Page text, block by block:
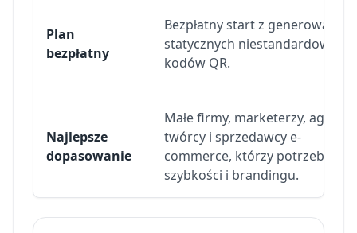
Plan
bezpłatny
Bezpłatny start z
statycznych niestandardowych
kodów QR.
Najlepsze
dopasowanie
Małe firmy, marketerzy,
twórcy i sprzedawcy e-
commerce, którzy potrzebują
szybkości i brandingu.